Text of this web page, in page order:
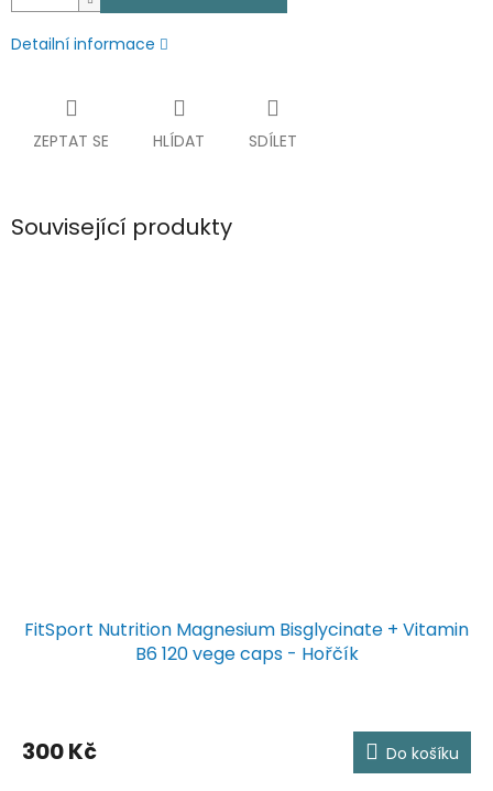
Detailní informace
ZEPTAT SE HLÍDAT SDÍLET
Související produkty
FitSport Nutrition Magnesium Bisglycinate + Vitamin
B6 120 vege caps - Hořčík
300 Kč Do košíku